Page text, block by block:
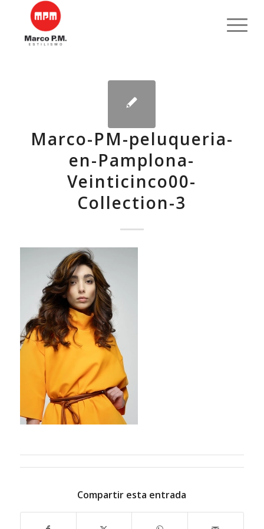
Marco-PM-peluqueria-
en-Pamplona-
Veinticinco00-
Collection-3
Compartir esta entrada